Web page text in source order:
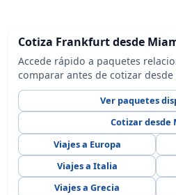
Cotiza Frankfurt desde
Accede rápido a paquetes
comparar antes de cotizar desde
Ver paquetes
Cotizar desde
Viajes a Europa
Viajes a Italia
Viajes a Grecia